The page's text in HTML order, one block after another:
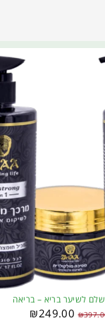
לשיער בריא – בריאה
₪
₪249.00